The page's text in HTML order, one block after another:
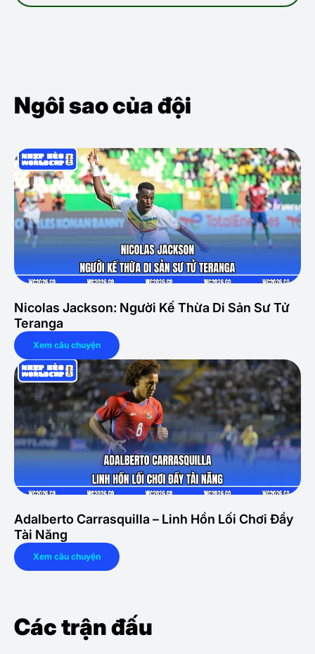
Ngôi sao của đội
Nicolas Jackson: Người Kế Thừa Di Sản Sư Tử
Teranga
Xem câu chuyện
Adalberto Carrasquilla – Linh Hồn Lối Chơi Đầy
Tài Năng
Xem câu chuyện
Các trận đấu